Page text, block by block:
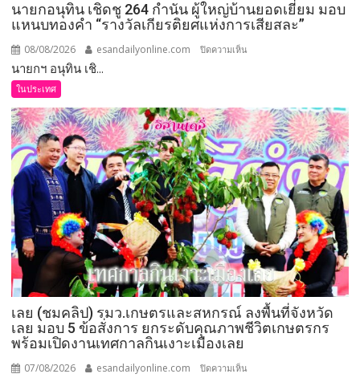
นายกอนุทิน เชิดชู 264 กำนัน ผู้ใหญ่บ้านยอดเยี่ยม มอบ
แหนบทองคำ “รางวัลเกียรติยศแห่งการเสียสละ”
08/08/2026 esandailyonline.com ปิดความเห็น
264
กำนัน
ผู้ใหญ่
บ้าน
ยอด
เยี่ยม
มอบ
แหนบ
ทองคำ
“รางวัล
เกียรติยศ
แห่ง
การ
นายกฯ อนุทิน เชิ...
ในประเทศ
เลย (ชมคลิป) รมว.เกษตรและสหกรณ์ ลงพื้นที่จังหวัด
เลย มอบ 5 ข้อสั่งการ ยกระดับคุณภาพชีวิตเกษตรกร
พร้อมเปิดงานเทศกาลกินเงาะเมืองเลย
07/08/2026 esandailyonline.com ปิดความเห็น